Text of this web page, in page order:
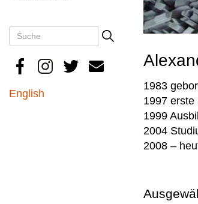
Search
Suche
English
1983
1997 erste
1999
2004
2008 –